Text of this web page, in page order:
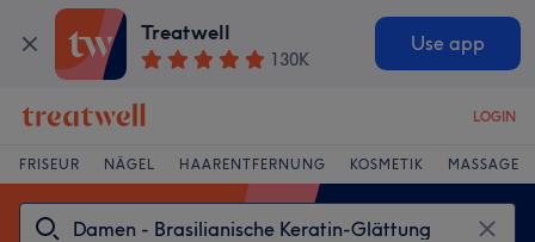
Treatwell
130K
Use app
LOGIN
FRISEUR NÄGEL HAARENTFERNUNG KOSMETIK MASSAGE